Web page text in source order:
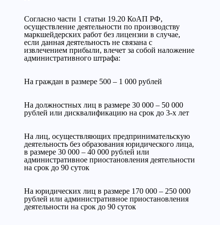
Согласно части 1 статьи 19.20 КоАП РФ,
осуществление деятельности по производству
маркшейдерских работ без лицензии в случае,
если данная деятельность не связана с
извлечением прибыли, влечет за собой наложение
административного штрафа:
На граждан в размере 500 – 1 000 рублей
На должностных лиц в размере 30 000 – 50 000
рублей или дисквалификацию на срок до 3-х лет
На лиц, осуществляющих предпринимательскую
деятельность без образования юридического лица,
в размере 30 000 – 40 000 рублей или
административное приостановления деятельности
на срок до 90 суток
На юридических лиц в размере 170 000 – 250 000
рублей или административное приостановления
деятельности на срок до 90 суток